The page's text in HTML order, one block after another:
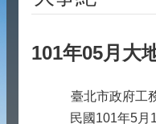
101年05月大
臺北市政府工
民國101年5月